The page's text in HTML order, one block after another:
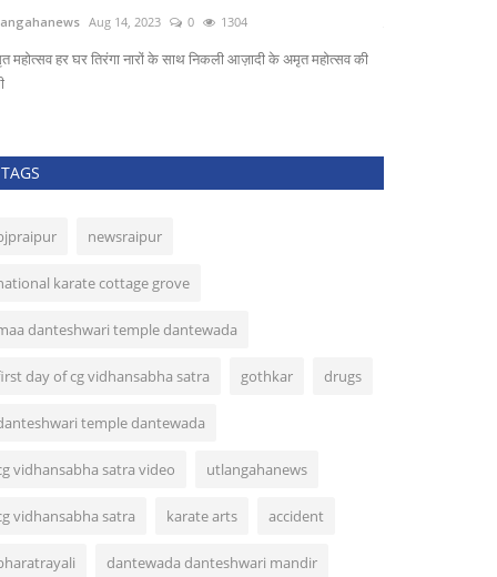
जिले में स्वास्थ्य कर्मचारियों ने नियम विरुद्ध काम कराने एवं प्रताड़ित करने...
TAGS
newsraipur
karate cottage grove
danteshwari temple dantewada
day of cg vidhansabha satra gothkar drugs
temple dantewada
vidhansabha satra video utlangahanews
vidhansabha satra karate arts accident
dantewada danteshwari mandir